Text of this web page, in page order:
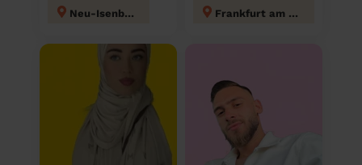
Neu-Isenburg Frankfurt am Main